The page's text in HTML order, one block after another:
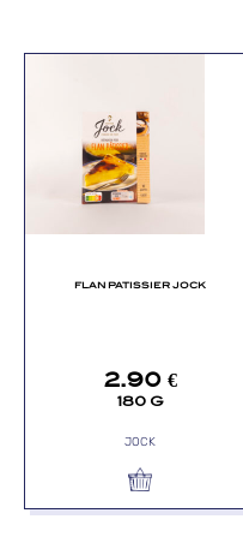
FLAN PATISSIER JOCK
2.90 €
180 G
JOCK